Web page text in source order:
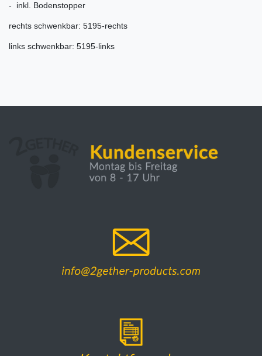
- inkl. Bodenstopper
rechts schwenkbar: 5195-rechts
links schwenkbar: 5195-links